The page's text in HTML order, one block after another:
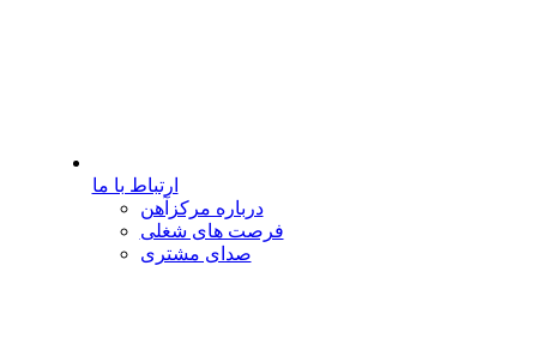
ارتباط با ما
درباره مرکزآهن
فرصت های شغلی
صدای مشتری